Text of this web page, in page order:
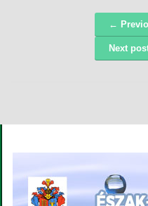
Navigáció ←
Next